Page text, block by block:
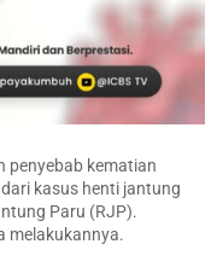
penyebab kematian
kasus henti jantung
Paru (RJP).
melakukannya.